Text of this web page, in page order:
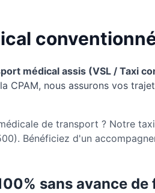
médical assis (VSL / Taxi
CPAM, nous assurons vos
de transport ? Notre
Bénéficiez d'un
sans avance de